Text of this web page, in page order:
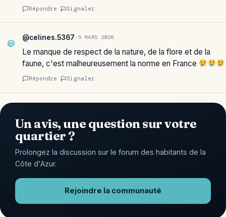
Répondre Signaler
@
@celines.5367 · 5 MARS 2026
Le manque de respect de la nature, de la flore et de la
faune, c'est malheureusement la norme en France
Répondre Signaler
Un avis, une question sur votre
quartier ?
Prolongez la discussion sur le forum des habitants de la
Côte d'Azur.
Rejoindre la communauté